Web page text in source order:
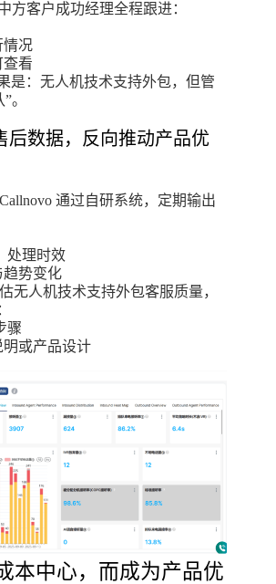
方客户成功经理全程跟进：
情况
查看
是：无人机技术支持外包，但管
。
后数据，反向推动产品优
通过自研系统，定期输出
处理时效
趋势变化
无人机技术支持外包客服质量，
骤
明或产品设计
本中心，而成为产品优